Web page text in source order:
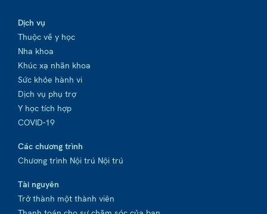
Dịch vụ
Thuộc về y học
Nha khoa
Khúc xạ nhãn khoa
Sức khỏe hành vi
Dịch vụ phụ trợ
Y học tích hợp
COVID-19
Các chương trình
Chương trình Nội trú Nội trú
Tài nguyên
Trở thành một thành viên